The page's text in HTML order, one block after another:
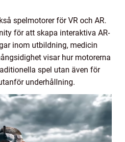
spelmotorer för VR och AR.
för att skapa interaktiva AR-
inom utbildning, medicin
visar hur motorerna
spel utan även för
underhållning.